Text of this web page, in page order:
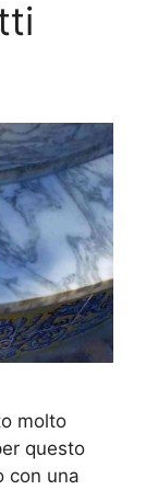
molto
questo
con una